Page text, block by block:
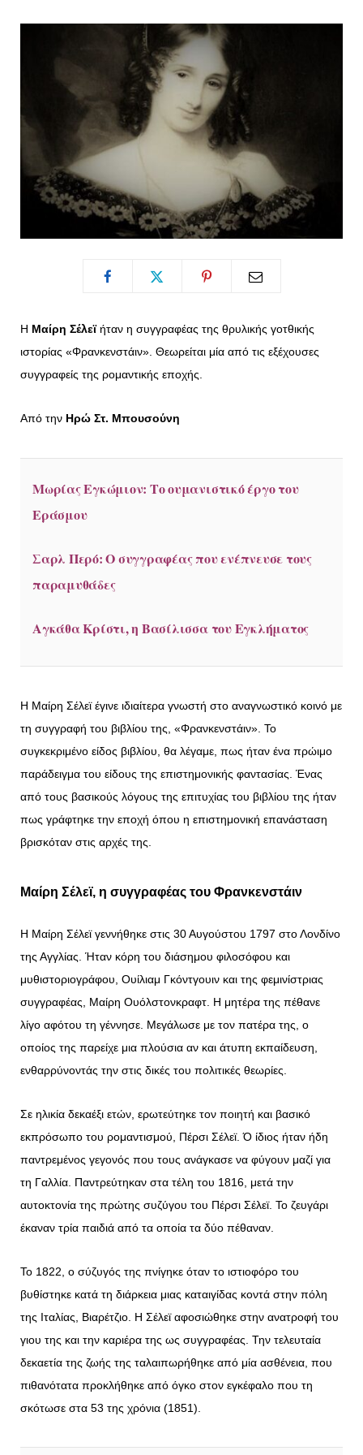
k
Η Μαίρη Σέλεϊήταν η συγγραφέας της θρυλικής γοτθικής
ιστορίας «Φρανκενστάιν». Θεωρείται μία από τις εξέχουσες
συγγραφείς της ρομαντικής εποχής.
Από την Ηρώ Στ. Μπουσούνη
Μωρίας Εγκώμιον: Το ουμανιστικό έργο του
Εράσμου
Σαρλ Περό: Ο συγγραφέας που ενέπνευσε τους
παραμυθάδες
Αγκάθα Κρίστι, η Βασίλισσα του Εγκλήματος
Η Μαίρη Σέλεϊ έγινε ιδιαίτερα γνωστή στο αναγνωστικό κοινό με
τη συγγραφή του βιβλίου της, «Φρανκενστάιν». Το
συγκεκριμένο είδος βιβλίου, θα λέγαμε, πως ήταν ένα πρώιμο
παράδειγμα του είδους της επιστημονικής φαντασίας. Ένας
από τους βασικούς λόγους της επιτυχίας του βιβλίου της ήταν
πως γράφτηκε την εποχή όπου η επιστημονική επανάσταση
βρισκόταν στις αρχές της.
Μαίρη Σέλεϊ, η συγγραφέας του Φρανκενστάιν
Η Μαίρη Σέλεϊ γεννήθηκε στις 30 Αυγούστου 1797 στο Λονδίνο
της Αγγλίας. Ήταν κόρη του διάσημου φιλοσόφου και
μυθιστοριογράφου, Ουίλιαμ Γκόντγουιν και της φεμινίστριας
συγγραφέας, Μαίρη Ουόλστονκραφτ. Η μητέρα της πέθανε
λίγο αφότου τη γέννησε. Μεγάλωσε με τον πατέρα της, ο
οποίος της παρείχε μια πλούσια αν και άτυπη εκπαίδευση,
ενθαρρύνοντάς την στις δικές του πολιτικές θεωρίες.
Σε ηλικία δεκαέξι ετών, ερωτεύτηκε τον ποιητή και βασικό
εκπρόσωπο του ρομαντισμού, Πέρσι Σέλεϊ. Ό ίδιος ήταν ήδη
παντρεμένος γεγονός που τους ανάγκασε να φύγουν μαζί για
τη Γαλλία. Παντρεύτηκαν στα τέλη του 1816, μετά την
αυτοκτονία της πρώτης συζύγου του Πέρσι Σέλεϊ. Το ζευγάρι
έκαναν τρία παιδιά από τα οποία τα δύο πέθαναν.
Το 1822, ο σύζυγός της πνίγηκε όταν το ιστιοφόρο του
βυθίστηκε κατά τη διάρκεια μιας καταιγίδας κοντά στην πόλη
της Ιταλίας, Βιαρέτζιο. Η Σέλεϊ αφοσιώθηκε στην ανατροφή του
γιου της και την καριέρα της ως συγγραφέας. Την τελευταία
δεκαετία της ζωής της ταλαιπωρήθηκε από μία ασθένεια, που
πιθανότατα προκλήθηκε από όγκο στον εγκέφαλο που τη
σκότωσε στα 53 της χρόνια (1851).